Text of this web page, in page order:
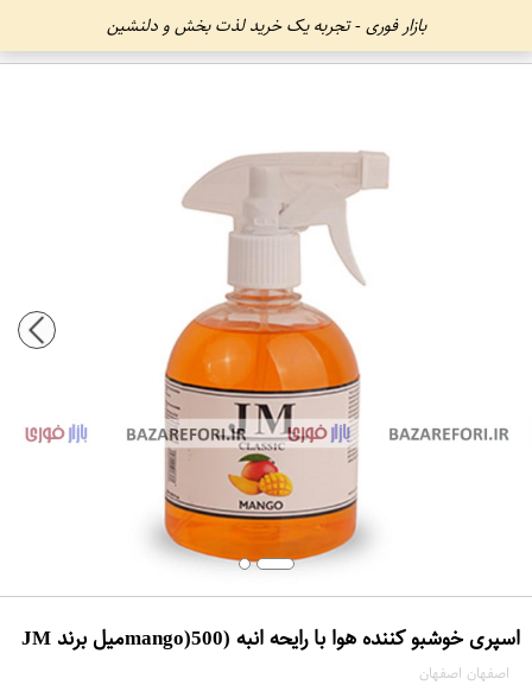
بازار فوری - تجربه یک خرید لذت بخش و دلنشین
اسپری خوشبو کننده هوا با رایحه انبه (mango)500میل برند JM
اصفهان اصفهان